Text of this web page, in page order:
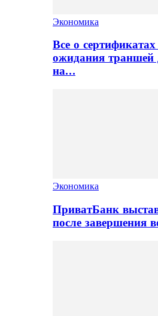
Экономика
Все о
ожидания траншей
на…
Экономика
ПриватБанк
после завершения